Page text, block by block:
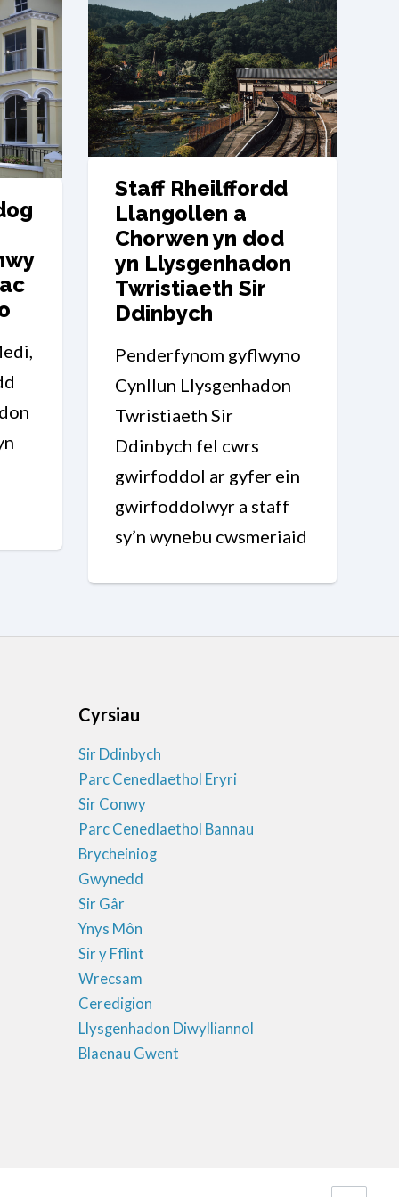
Staff Rheilffordd
Llangollen a
Chorwen yn dod
yn Llysgenhadon
Twristiaeth Sir
Ddinbych
Penderfynom gyflwyno
Cynllun Llysgenhadon
Twristiaeth Sir
Ddinbych fel cwrs
gwirfoddol ar gyfer ein
gwirfoddolwyr a staff
sy’n wynebu cwsmeriaid
Cyrsiau
Sir Ddinbych
Parc Cenedlaethol Eryri
Sir Conwy
Parc Cenedlaethol Bannau
Brycheiniog
Gwynedd
Sir Gâr
Ynys Môn
Sir y Fflint
Wrecsam
Ceredigion
Llysgenhadon Diwylliannol
Blaenau Gwent